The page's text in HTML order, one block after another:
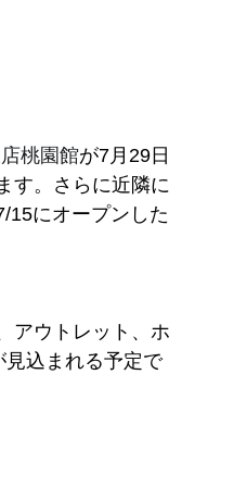
桃園館が7月29日
す。さらに近隣に
15にオープンした
アウトレット、ホ
込まれる予定で